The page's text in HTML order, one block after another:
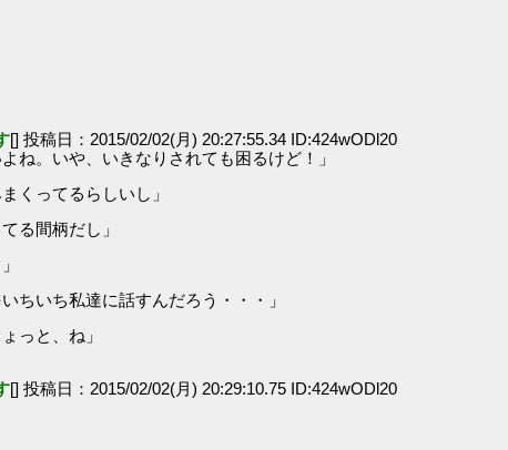
[] 投稿日：2015/02/02(月) 20:27:55.34 ID:424wODl20
ね。いや、いきなりされても困るけど！」
くってるらしいし」
る間柄だし」
ちいち私達に話すんだろう・・・」
っと、ね」
[] 投稿日：2015/02/02(月) 20:29:10.75 ID:424wODl20